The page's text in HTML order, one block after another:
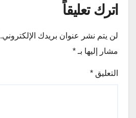
اترك تعليقاً
لن يتم نشر عنوان بريدك الإلكتروني.
مشار إليها بـ *
التعليق *